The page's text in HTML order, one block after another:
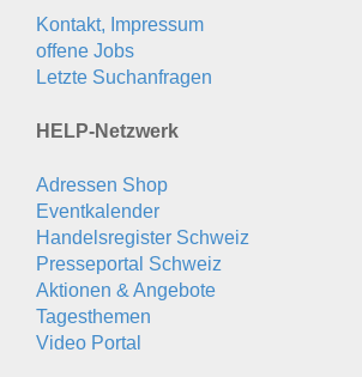
Kontakt, Impressum
offene Jobs
Letzte Suchanfragen
HELP-Netzwerk
Adressen Shop
Eventkalender
Handelsregister Schweiz
Presseportal Schweiz
Aktionen & Angebote
Tagesthemen
Video Portal